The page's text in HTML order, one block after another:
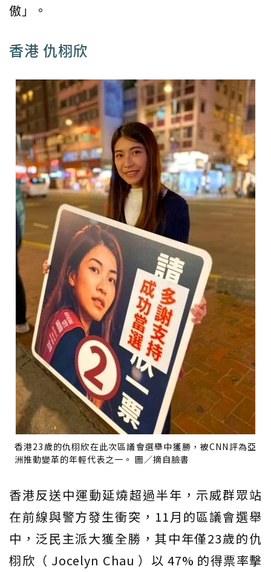
傲」。
香港 仇栩欣
香港23歲的仇栩欣在此次區議會選舉中獲勝，被CNN評為亞
洲推動變革的年輕代表之一。 圖／摘自臉書
香港反送中運動延燒超過半年，示威群眾站
在前線與警方發生衝突，11月的區議會選舉
中，泛民主派大獲全勝，其中年僅23歲的仇
栩欣（ Jocelyn Chau ）以 47% 的得票率擊